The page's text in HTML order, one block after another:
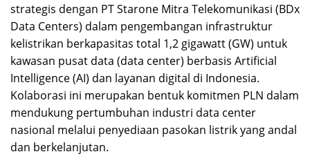
strategis dengan PT Starone Mitra Telekomunikasi (BDx
Data Centers) dalam pengembangan infrastruktur
kelistrikan berkapasitas total 1,2 gigawatt (GW) untuk
kawasan pusat data (data center) berbasis Artificial
Intelligence (AI) dan layanan digital di Indonesia.
Kolaborasi ini merupakan bentuk komitmen PLN dalam
mendukung pertumbuhan industri data center
nasional melalui penyediaan pasokan listrik yang andal
dan berkelanjutan.